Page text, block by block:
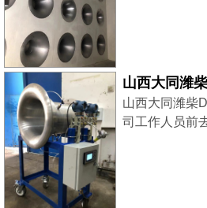
山西大同潍
山西大同潍柴
司工作人员前